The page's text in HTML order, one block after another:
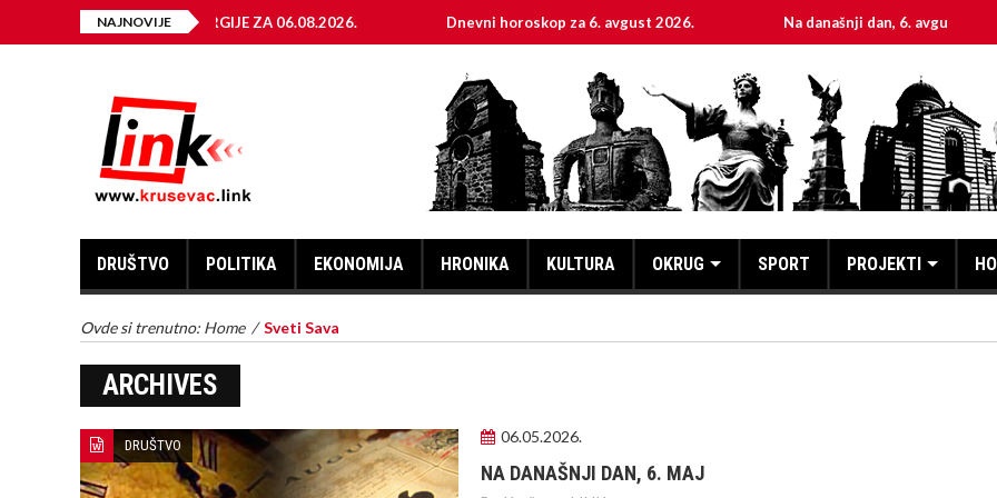
NAJNOVIJE
ENERGIJE ZA 06.08.2026. Dnevni horoskop za 6. avgust 2026. Na današnji dan, 6. avgust
DRUŠTVO POLITIKA EKONOMIJA HRONIKA KULTURA OKRUG SPORT PROJEKTI
Ovde si trenutno: Home /Sveti Sava
ARCHIVES
DRUŠTVO 06.05.2026.
NA DANAŠNJI DAN, 6. MAJ